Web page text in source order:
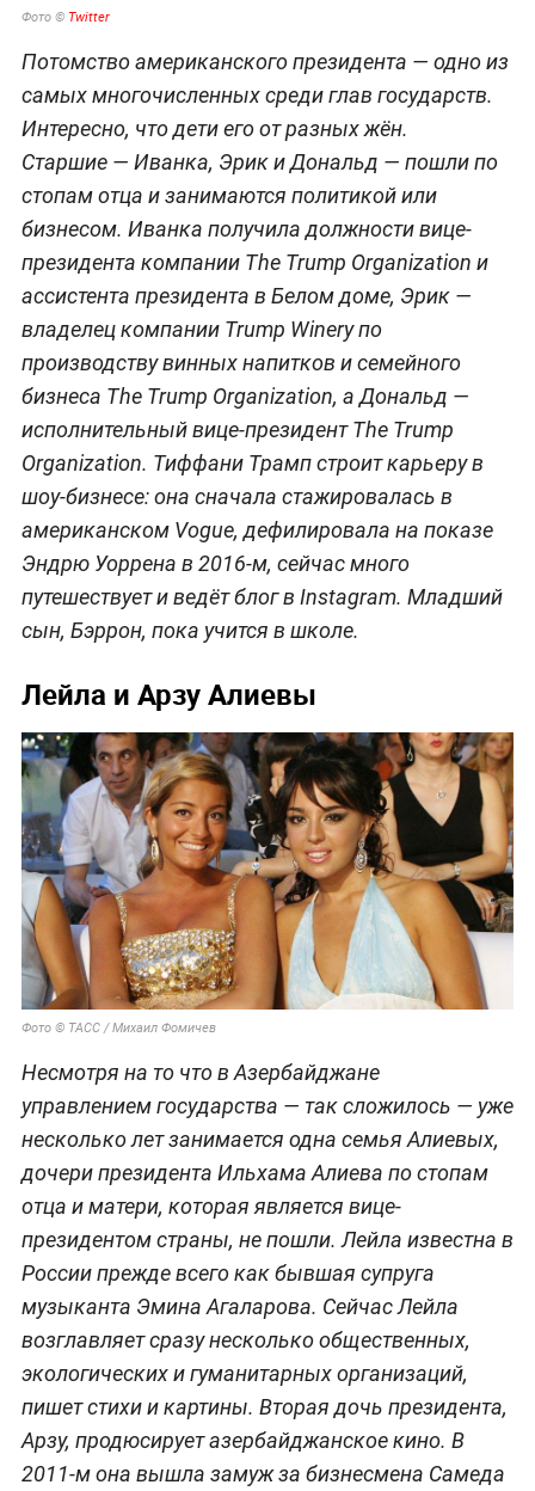
Фото © Twitter
Потомство американского президента — одно из
самых многочисленных среди глав государств.
Интересно, что дети его от разных жён.
Старшие — Иванка, Эрик и Дональд — пошли по
стопам отца и занимаются политикой или
бизнесом. Иванка получила должности вице-
президента компании The Trump Organization и
ассистента президента в Белом доме, Эрик —
владелец компании Trump Winery по
производству винных напитков и семейного
бизнеса The Trump Organization, а Дональд —
исполнительный вице-президент The Trump
Organization. Тиффани Трамп строит карьеру в
шоу-бизнесе: она сначала стажировалась в
американском Vogue, дефилировала на показе
Эндрю Уоррена в 2016-м, сейчас много
путешествует и ведёт блог в Instagram. Младший
сын, Бэррон, пока учится в школе.
Лейла и Арзу Алиевы
Фото © ТАСС / Михаил Фомичев
Несмотря на то что в Азербайджане
управлением государства — так сложилось — уже
несколько лет занимается одна семья Алиевых,
дочери президента Ильхама Алиева по стопам
отца и матери, которая является вице-
президентом страны, не пошли. Лейла известна в
России прежде всего как бывшая супруга
музыканта Эмина Агаларова. Сейчас Лейла
возглавляет сразу несколько общественных,
экологических и гуманитарных организаций,
пишет стихи и картины. Вторая дочь президента,
Арзу, продюсирует азербайджанское кино. В
2011-м она вышла замуж за бизнесмена Самеда